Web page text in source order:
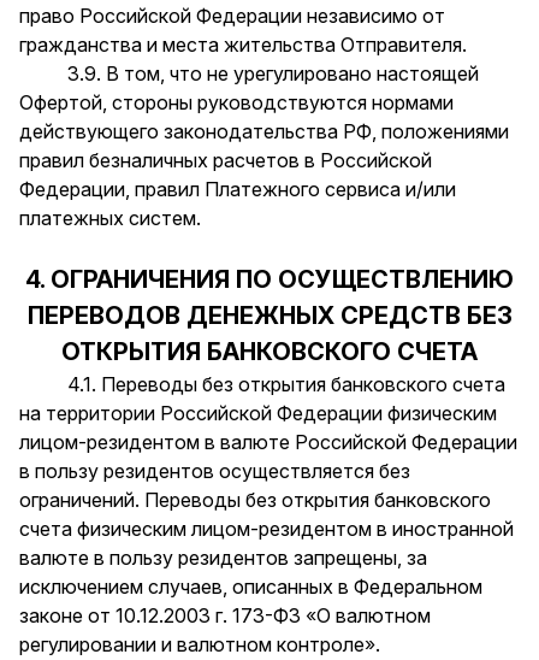
право Российской Федерации независимо от
гражданства и места жительства Отправителя.
3.9. В том, что не урегулировано настоящей
Офертой, стороны руководствуются нормами
действующего законодательства РФ, положениями
правил безналичных расчетов в Российской
Федерации, правил Платежного сервиса и/или
платежных систем.
4. ОГРАНИЧЕНИЯ ПО ОСУЩЕСТВЛЕНИЮ
ПЕРЕВОДОВ ДЕНЕЖНЫХ СРЕДСТВ БЕЗ
ОТКРЫТИЯ БАНКОВСКОГО СЧЕТА
4.1. Переводы без открытия банковского счета
на территории Российской Федерации физическим
лицом-резидентом в валюте Российской Федерации
в пользу резидентов осуществляется без
ограничений. Переводы без открытия банковского
счета физическим лицом-резидентом в иностранной
валюте в пользу резидентов запрещены, за
исключением случаев, описанных в Федеральном
законе от 10.12.2003 г. 173-ФЗ «О валютном
регулировании и валютном контроле».